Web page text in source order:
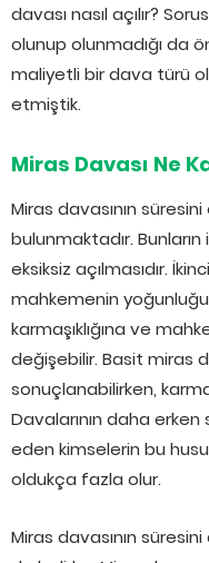
davası nasıl açılır?
olunup olunmadığı da
maliyetli bir dava türü
etmiştik.
Miras Davası Ne
Miras davasının
bulunmaktadır.
eksiksiz açılmasıdır.
mahkemenin
karmaşıklığına ve
değişebilir. Basit miras
sonuçlanabilirken,
Davalarının daha
eden kimselerin bu
oldukça fazla olur.
Miras davasının